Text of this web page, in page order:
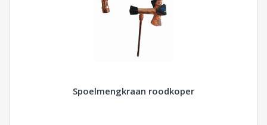
Spoelmengkraan roodkoper